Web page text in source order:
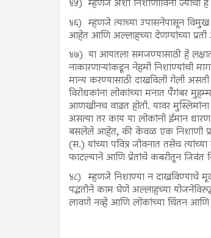
४५) म्हणजे अशा निशाणीविना ज्याची
४६) म्हणजे त्याच्या उपासनेपासून
आहेत आणि अल्लाहच्या देणग्यांच्या
४७) या आयतला समजण्यासाठी हे
नाकारणाऱ्यांकडून नेहमी निशाण्यांची
मान्य करण्यासाठी दाखविली गेली
विरोधकांना लोकांच्या मनात पैगंबर
आणखीनच वाढत होती. यावर
असत्या तर काय या लोकांनी ईमान
बसलेले आहेत, की केवळ एक निशाणी
(स.) यांच्या पवित्र जीवनात तसेच
फाटल्याने आणि प्रेतांचे कबरीतून जिवंत
४८) म्हणजे निशाण्या न दाखविण्याचे
पद्धतीने काम घेणे अल्लाहच्या
लावणे नव्हे आणि लोकांच्या चिंतन आणि